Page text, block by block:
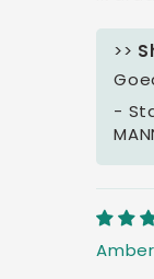
>>
-
Amber